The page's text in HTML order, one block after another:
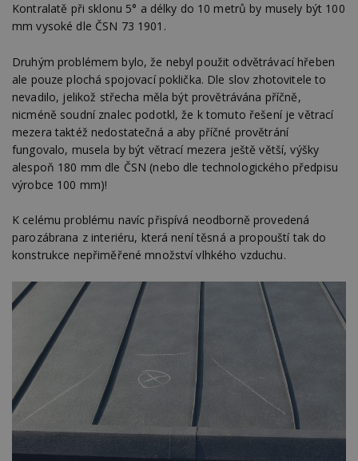
Kontralatě při sklonu 5° a délky do 10 metrů by musely být 100
mm vysoké dle ČSN 73 1901.
Druhým problémem bylo, že nebyl použit odvětrávací hřeben
ale pouze plochá spojovací poklička. Dle slov zhotovitele to
nevadilo, jelikož střecha měla být provětrávána příčně,
nicméně soudní znalec podotkl, že k tomuto řešení je větrací
mezera taktéž nedostatečná a aby příčné provětrání
fungovalo, musela by být větrací mezera ještě větší, výšky
alespoň 180 mm dle ČSN (nebo dle technologického předpisu
výrobce 100 mm)!
K celému problému navíc přispívá neodborně provedená
parozábrana z interiéru, která není těsná a propouští tak do
konstrukce nepřiměřené množství vlhkého vzduchu.